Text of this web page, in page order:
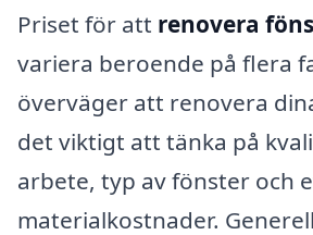
Priset för att renovera
variera beroende på flera
överväger att renovera
det viktigt att tänka på
arbete, typ av fönster och
materialkostnader.